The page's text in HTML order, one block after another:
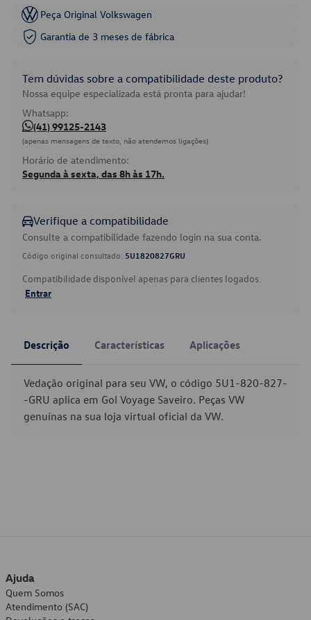
Peça Original Volkswagen
Garantia de 3 meses de fábrica
Tem dúvidas sobre a compatibilidade deste produto?
Nossa equipe especializada está pronta para ajudar!
Whatsapp:
(41) 99125-2143
(apenas mensagens de texto, não atendemos ligações)
Horário de atendimento:
Segunda à sexta, das 8h às 17h.
Verifique a compatibilidade
Consulte a compatibilidade fazendo login na sua conta.
Código original consultado: 5U1820827GRU
Compatibilidade disponível apenas para clientes logados.
Entrar
Descrição Características Aplicações
Vedação original para seu VW, o código 5U1-820-827-
-GRU aplica em Gol Voyage Saveiro. Peças VW
genuínas na sua loja virtual oficial da VW.
Ajuda
Quem Somos
Atendimento (SAC)